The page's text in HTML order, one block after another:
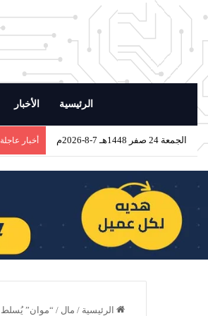
الرئيسية الأخبار
الجمعة 24 صفر 1448هـ 7-8-2026م أخبار عاجلة
الرئيسية / مال / “موان” يُسلط